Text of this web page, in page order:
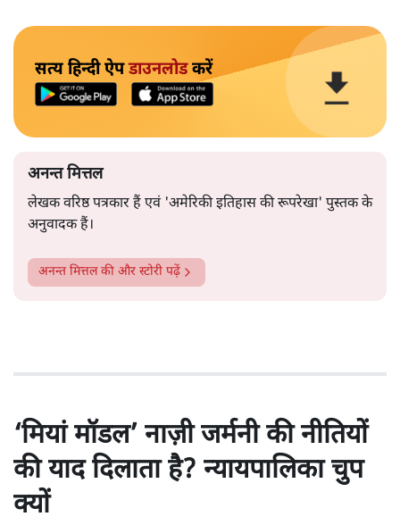
सत्य हिन्दी ऐपडाउनलोडकरें
अनन्त मित्तल
लेखक वरिष्ठ पत्रकार हैं एवं 'अमेरिकी इतिहास की रूपरेखा' पुस्तक के
अनुवादक हैं।
अनन्त मित्तलकी और स्टोरी पढ़ें
‘मियां मॉडल’ नाज़ी जर्मनी की नीतियों
की याद दिलाता है? न्यायपालिका चुप
क्यों